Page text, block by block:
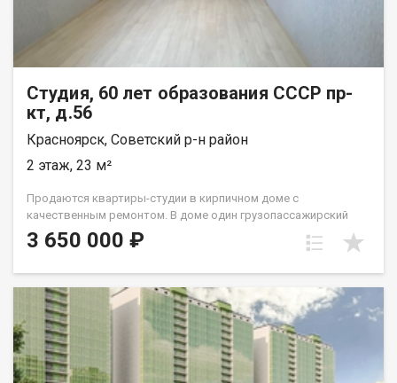
Студия, 60 лет образования СССР пр-
кт, д.56
Красноярск, Советский р-н район
2 этаж, 23 м²
Продаются квартиры-студии в кирпичном доме с
качественным ремонтом. В доме один грузопассажирский
лифт. Во дворе - детская игровая площадка, парковочные
места. За домом расположена большая парковочная
обуви. В шаговой доступности находятся детские сады и
школы, автобусная остановка с хорошей транспортной
развязкой. В студии произведен качественный ремонт от
застройщика. В квартире есть все, для того, чтоб заехать
сразу и жить. установлена сантехника, двери и домофон,
3 650 000 ₽